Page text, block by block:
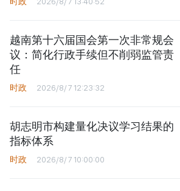
越南第十六届国会第一次非常规会
议：简化行政手续但不削弱监管责
任
时政 2026/8/7 12:23:32
胡志明市构建量化决议学习结果的
指标体系
时政 2026/8/7 10:00:00